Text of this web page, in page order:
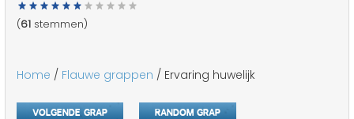
(61 stemmen)
Home / Flauwe grappen / Ervaring huwelijk
Volgende grap Random grap